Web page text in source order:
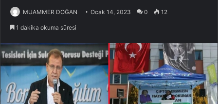
MUAMMER DOĞAN Ocak 14, 2023 0 12
1 dakika okuma süresi